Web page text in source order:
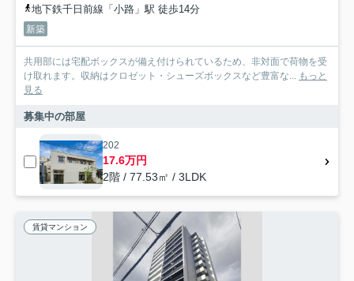
地下鉄千日前線「小路」駅 徒歩14分
新築
共用部には宅配ボックスが備え付けられているため、非対面で荷物を受
け取れます。収納はクロゼット・シューズボックスなど豊富な... もっと
見る
募集中の部屋
202
17.6万円
2階 / 77.53㎡ / 3LDK
賃貸マンション